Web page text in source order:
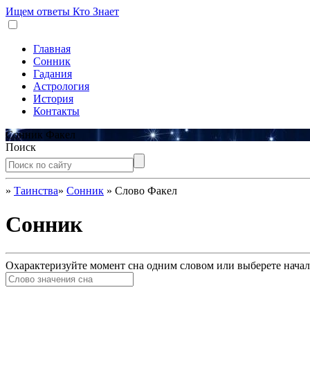
Ищем ответы Кто Знает
Главная
Сонник
Гадания
Астрология
История
Контакты
Сонник Факел
Поиск
» Таинства» Сонник » Слово Факел
Сонник
Охарактеризуйте момент сна одним словом или выберете